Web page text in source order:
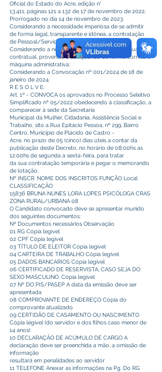
Oficial do Estado do Acre, edição n°
13.411, páginas 121 a 132 de 17 de novembro de 2022,
Prorrogado no dia 14 de novembro de 2023.
Considerando a necessidade imperiosa de se admitir
de forma legal, transparente e idônea, a contratação
de Pessoal/Servidores para o Município;
Considerando a necessidade de regularizar a situação
contratual, provendo e adequando de forma correta a
máquina administrativa;
Considerando a Convocação nº 001/2024 de 18 de
janeiro de 2024.
R E S O L V E:
Art. 1º - CONVOCA os aprovados no Processo Seletivo
Simplificado nº 05/2022 obedecendo à classificação, a
comparecer à sede da Secretaria
Municipal da Mulher, Cidadania, Assistência Social e
Trabalho, sito a Rua Epitácio Pessoa, nº 299, Bairro
Centro, Município de Plácido de Castro -
Acre, no prazo de 05 (cinco) dias úteis a contar da
publicação deste Decreto, no horário de 08:00hs as
12:00hs de segunda a sexta-feira, para tratar
da sua contratação temporária e pegar o memorando
de lotação.
Nº INSCR. NOME DOS INSCRITOS FUNÇÃO Local
CLASSIFICAÇÃO
15836 BRUNA NUNES LORA LOPES PSICÓLOGA CRAS
ZONA RURAL/URBANA 08
O Candidato convocado deve se apresentar munido
dos seguintes documentos:
Nº Documentos necessários Observação
01 RG Cópia legível
02 CPF Cópia legível
03 TÍTULO DE ELEITOR Cópia legível
04 CARTEIRA DE TRABALHO Cópia legível
05 DADOS BANCARIOS Cópia legível
06 CERTIFICADO DE RESERVISTA, CASO SEJA DO
SEXO MASCULINO. Cópia legível
07 Nº DO PIS/PASEP A data da emissão deve ser
apresentada
08 COMPROVANTE DE ENDEREÇO Cópia do
comprovante atualizado
09 CERTIDÃO DE CASAMENTO OU NASCIMENTO
Cópia legível (do servidor e dos filhos caso menor de
14 anos)
10 DECLARAÇÃO DE ACÚMULO DE CARGO A
declaração deve ser preenchida a mão, a omissão de
informação
resultará em penalidades ao servidor
11 TELEFONE Anexar as informações na Pg. Do RG